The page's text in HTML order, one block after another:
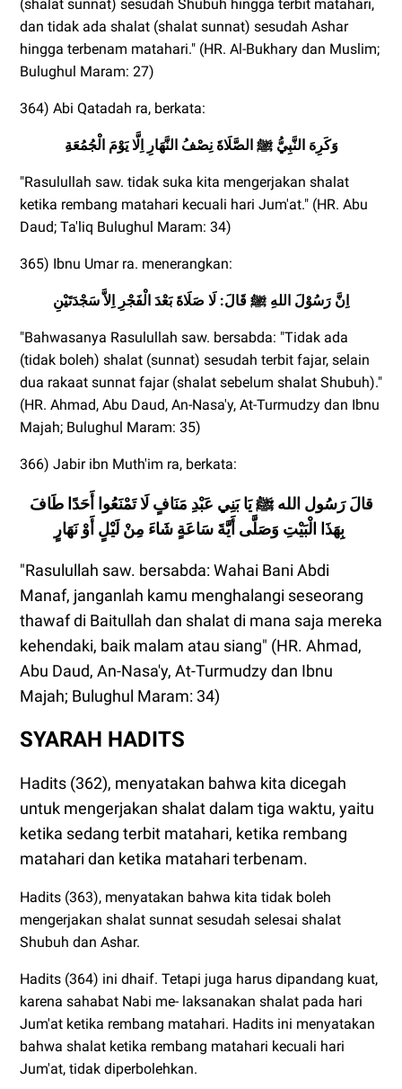
(shalat sunnat) sesudah Shubuh hingga terbit matahari,
dan tidak ada shalat (shalat sunnat) sesudah Ashar
hingga terbenam matahari." (HR. Al-Bukhary dan Muslim;
Bulughul Maram: 27)
364) Abi Qatadah ra, berkata:
ِوَكَرِهَ النَّبِيُّ ﷺ الصَّلَاةَ نِصْفُ النَّهَارِ اِلَّا يَوْمَ الْجُمُعَة
"Rasulullah saw. tidak suka kita mengerjakan shalat
ketika rembang matahari kecuali hari Jum'at." (HR. Abu
Daud; Ta'liq Bulughul Maram: 34)
365) Ibnu Umar ra. menerangkan:
اِنَّ رَسُوْلَ اللهِ ﷺ قَالَ: لَا صَلَاةَ بَعْدَ الْفَجْرِ اِلاَّ سَجْدَتَيْنِ
"Bahwasanya Rasulullah saw. bersabda: "Tidak ada
(tidak boleh) shalat (sunnat) sesudah terbit fajar, selain
dua rakaat sunnat fajar (shalat sebelum shalat Shubuh)."
(HR. Ahmad, Abu Daud, An-Nasa'y, At-Turmudzy dan Ibnu
Majah; Bulughul Maram: 35)
366) Jabir ibn Muth'im ra, berkata:
قالَ رَسُول الله ﷺ يَا بَنِي عَبْدِ مَنَافٍ لَا تَمْنَعُوا أَحَدًا طَافَ
بِهَذَا الْبَيْتِ وَصَلَّى أَيَّةَ
"Rasulullah saw. bersabda: Wahai Bani Abdi
Manaf, janganlah kamu menghalangi seseorang
thawaf di Baitullah dan shalat di mana saja mereka
kehendaki, baik malam atau siang" (HR. Ahmad,
Abu Daud, An-Nasa'y, At-Turmudzy dan Ibnu
Majah; Bulughul Maram: 34)
SYARAH HADITS
Hadits (362), menyatakan bahwa kita dicegah
untuk mengerjakan shalat dalam tiga waktu, yaitu
ketika sedang terbit matahari, ketika rembang
matahari dan ketika matahari terbenam.
Hadits (363), menyatakan bahwa kita tidak boleh
mengerjakan shalat sunnat sesudah selesai shalat
Shubuh dan Ashar.
Hadits (364) ini dhaif. Tetapi juga harus dipandang kuat,
karena sahabat Nabi me- laksanakan shalat pada hari
Jum'at ketika rembang matahari. Hadits ini menyatakan
bahwa shalat ketika rembang matahari kecuali hari
Jum'at, tidak diperbolehkan.